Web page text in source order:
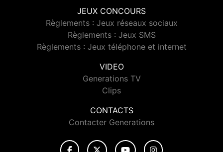
JEUX CONCOURS
Règlements : Jeux réseaux sociaux
Règlements : Jeux SMS
Règlements : Jeux téléphone et internet
VIDEO
Generations TV
Clips
CONTACTS
Contacter Generations